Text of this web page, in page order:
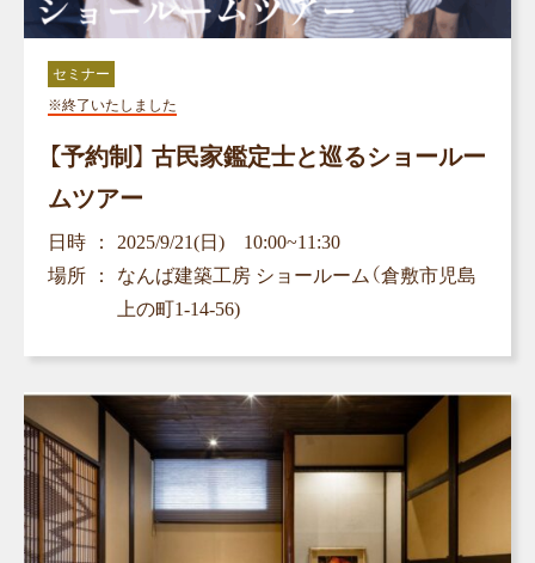
セミナー
※終了いたしました
【予約制】 古民家鑑定士と巡るショールー
ムツアー
日時
2025/9/21(日) 10:00~11:30
場所
なんば建築工房 ショールーム（倉敷市児島
上の町1-14-56)